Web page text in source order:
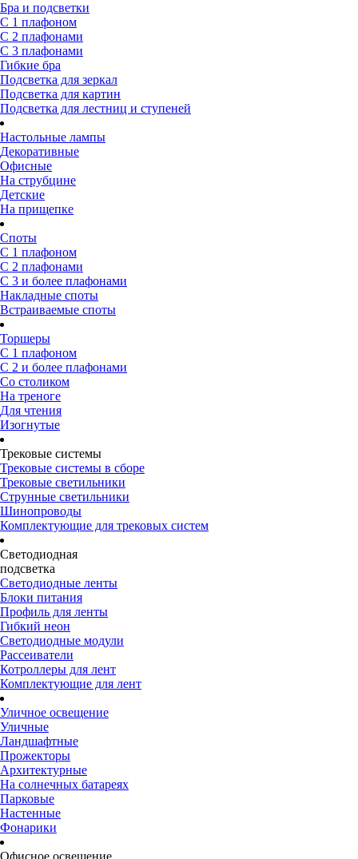
Бра и подсветки
С 1 плафоном
С 2 плафонами
С 3 плафонами
Гибкие бра
Подсветка для зеркал
Подсветка для картин
Подсветка для лестниц и ступеней
Настольные лампы
Декоративные
Офисные
На струбцине
Детские
На прищепке
Споты
С 1 плафоном
С 2 плафонами
С 3 и более плафонами
Накладные споты
Встраиваемые споты
Торшеры
С 1 плафоном
С 2 и более плафонами
Со столиком
На треноге
Для чтения
Изогнутые
Трековые системы
Трековые системы в сборе
Трековые светильники
Струнные светильники
Шинопроводы
Комплектующие для трековых систем
Светодиодная
подсветка
Светодиодные ленты
Блоки питания
Профиль для ленты
Гибкий неон
Светодиодные модули
Рассеиватели
Котроллеры для лент
Комплектующие для лент
Уличное освещение
Уличные
Ландшафтные
Прожекторы
Архитектурные
На солнечных батареях
Парковые
Настенные
Фонарики
Офисное освещение